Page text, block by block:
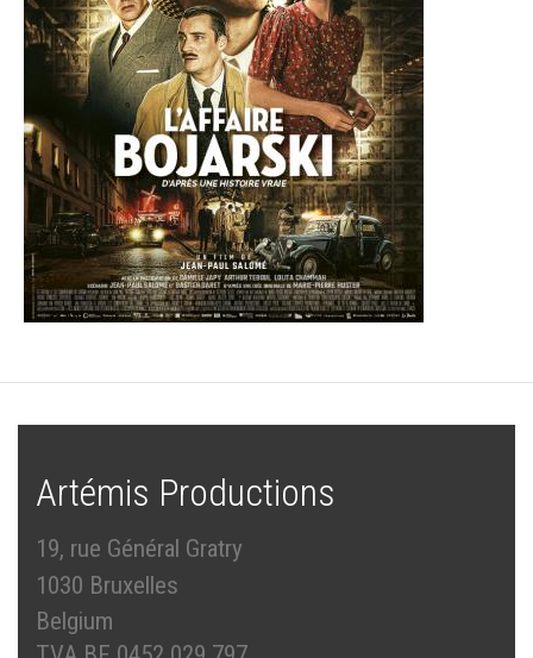
Artémis Productions
19, rue Général Gratry
1030 Bruxelles
Belgium